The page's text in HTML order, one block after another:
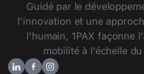
Guidé par le
l'innovation et une
l'humain, 1PAX façonne
mobilité à l’échelle du